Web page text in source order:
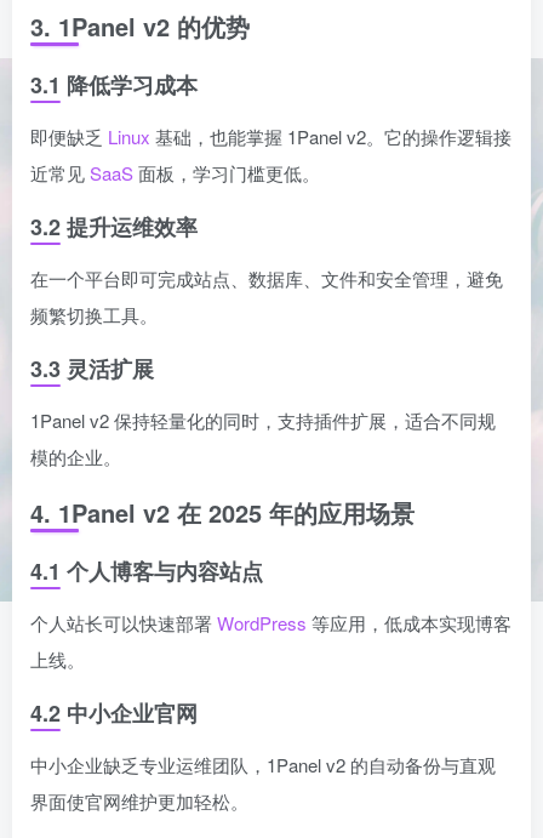
3. 1Panel v2 的优势
3.1 降低学习成本
即便缺乏 Linux 基础，也能掌握 1Panel v2。它的操作逻辑接
近常见SaaS面板，学习门槛更低。
3.2 提升运维效率
在一个平台即可完成站点、数据库、文件和安全管理，避免
频繁切换工具。
3.3 灵活扩展
1Panel v2 保持轻量化的同时，支持插件扩展，适合不同规
模的企业。
4. 1Panel v2 在 2025 年的应用场景
4.1 个人博客与内容站点
个人站长可以快速部署WordPress 等应用，低成本实现博客
上线。
4.2 中小企业官网
中小企业缺乏专业运维团队，1Panel v2 的自动备份与直观
界面使官网维护更加轻松。